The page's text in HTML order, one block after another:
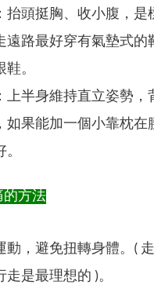
抬頭挺胸、收小腹，是
遠路最好穿有氣墊式的
。
上半身維持直立姿勢，
如果能加一個小靠枕在
的方法
動，避免扭轉身體。(
走是最理想的 )。